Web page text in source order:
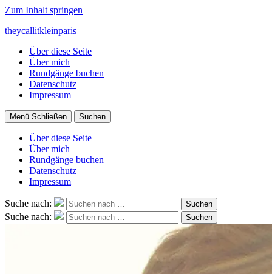
Zum Inhalt springen
theycallitkleinparis
Über diese Seite
Über mich
Rundgänge buchen
Datenschutz
Impressum
Menü Schließen Suchen
Über diese Seite
Über mich
Rundgänge buchen
Datenschutz
Impressum
Suche nach: Suchen
Suche nach: Suchen